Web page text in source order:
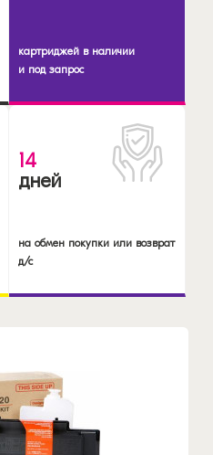
картриджей в наличии
и под запрос
14
дней
на обмен покупки или возврат
д/с